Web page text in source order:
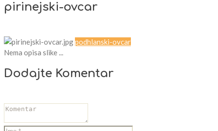
pirinejski-ovcar
podhlanski-ovcar
Nema opisa slike ...
Dodajte Komentar